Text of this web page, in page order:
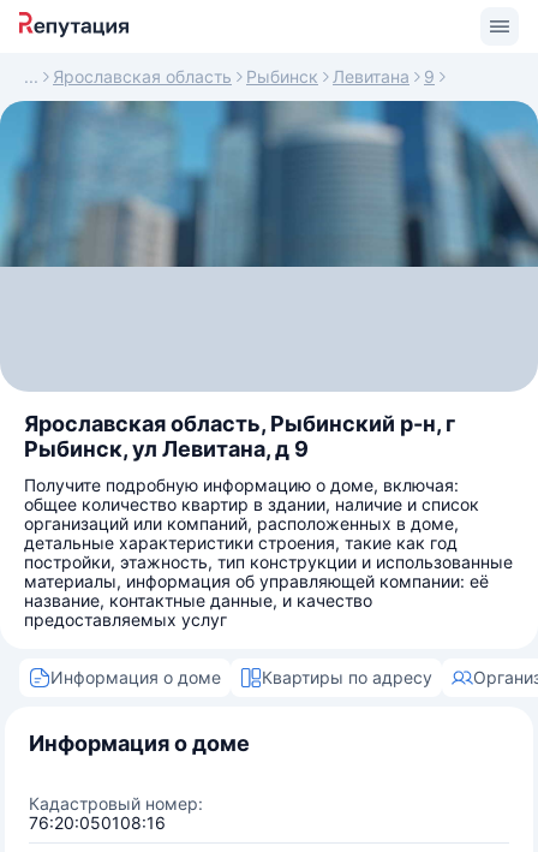
Ярославская область Рыбинск Левитана 9
Ярославская область, Рыбинский р-н, г
Рыбинск, ул Левитана, д 9
Получите подробную информацию о доме, включая:
общее количество квартир в здании, наличие и список
организаций или компаний, расположенных в доме,
детальные характеристики строения, такие как год
постройки, этажность, тип конструкции и использованные
материалы, информация об управляющей компании: её
название, контактные данные, и качество
предоставляемых услуг
Информация о доме Квартиры по адресу
Информация о доме
Кадастровый номер:
76:20:050108:16